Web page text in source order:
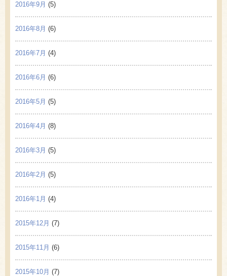
2016年9月 (5)
2016年8月 (6)
2016年7月 (4)
2016年6月 (6)
2016年5月 (5)
2016年4月 (8)
2016年3月 (5)
2016年2月 (5)
2016年1月 (4)
2015年12月 (7)
2015年11月 (6)
2015年10月 (7)